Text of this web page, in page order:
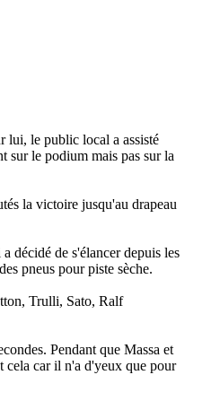
lui, le public local a assisté
sur le podium mais pas sur la
la victoire jusqu'au drapeau
décidé de s'élancer depuis les
pneus pour piste sèche.
Trulli, Sato, Ralf
Pendant que Massa et
cela car il n'a d'yeux que pour